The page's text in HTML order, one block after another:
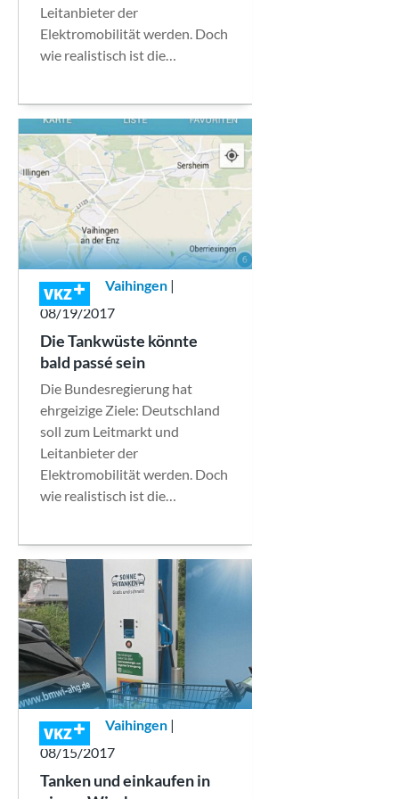
Leitanbieter der
Elektromobilität werden. Doch
wie realistisch ist die…
VKZ Vaihingen |
08/19/2017
Die Tankwüste könnte
bald passé sein
Die Bundesregierung hat
ehrgeizige Ziele: Deutschland
soll zum Leitmarkt und
Leitanbieter der
Elektromobilität werden. Doch
wie realistisch ist die…
VKZ Vaihingen |
08/15/2017
Tanken und einkaufen in